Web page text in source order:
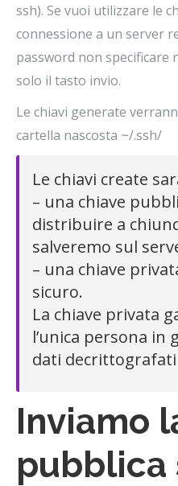
ssh). Se vuoi utilizzare le
connessione a un server
password non specificare
solo il tasto invio.
Le chiavi generate
cartella nascosta ~/.ssh/
Le chiavi create
– una chiave
distribuire a
salveremo sul
– una chiave
sicuro.
La chiave privata
l’unica persona
dati decrittografati
Inviamo
pubblica